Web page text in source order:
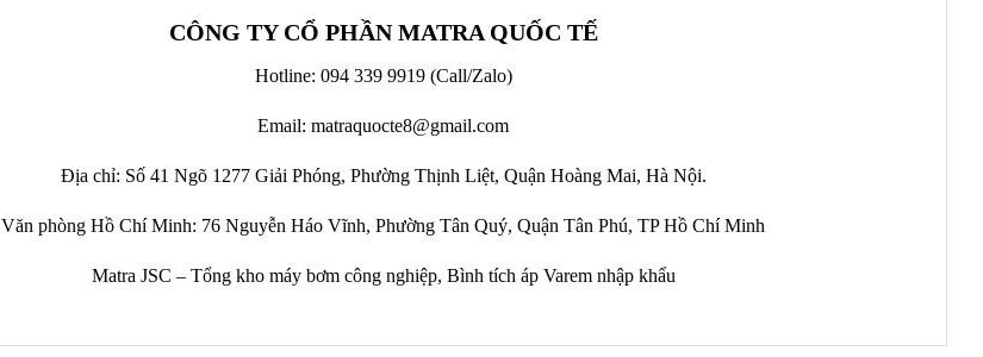
CÔNG TY CỔ PHẦN MATRA QUỐC TẾ
Hotline: 094 339 9919 (Call/Zalo)
Email: matraquocte8@gmail.com
Địa chỉ: Số 41 Ngõ 1277 Giải Phóng, Phường Thịnh Liệt, Quận Hoàng Mai, Hà Nội.
Văn phòng Hồ Chí Minh: 76 Nguyễn Háo Vĩnh, Phường Tân Quý, Quận Tân Phú, TP Hồ Chí Minh
Matra JSC – Tổng kho máy bơm công nghiệp, Bình tích áp Varem nhập khẩu